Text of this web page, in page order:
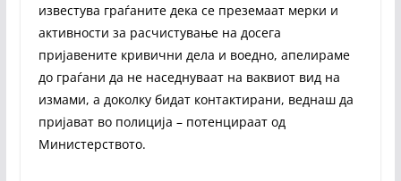
известува граѓаните дека се преземаат мерки и
активности за расчистување на досега
пријавените кривични дела и воедно, апелираме
до граѓани да не наседнуваат на ваквиот вид на
измами, а доколку бидат контактирани, веднаш да
пријават во полиција – потенцираат од
Министерството.